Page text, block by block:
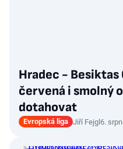
Hradec - Besiktas
červená i smolný
dotahovat
Evropská liga Jiří Fejgl6.